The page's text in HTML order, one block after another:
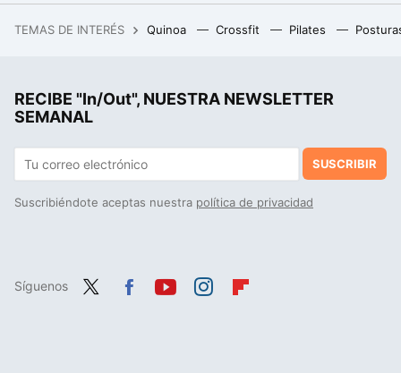
TEMAS DE INTERÉS Quinoa Crossfit Pilates
RECIBE "In/Out", NUESTRA NEWSLETTER
SEMANAL
SUSCRIBIR
Suscribiéndote aceptas nuestra política de privacidad
Síguenos